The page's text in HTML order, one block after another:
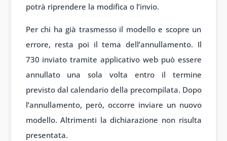
potrà riprendere la modifica o l’invio.
Per chi ha già trasmesso il modello e scopre un
errore, resta poi il tema dell’annullamento. Il
730 inviato tramite applicativo web può essere
annullato una sola volta entro il termine
previsto dal calendario della precompilata. Dopo
l’annullamento, però, occorre inviare un nuovo
modello. Altrimenti la dichiarazione non risulta
presentata.